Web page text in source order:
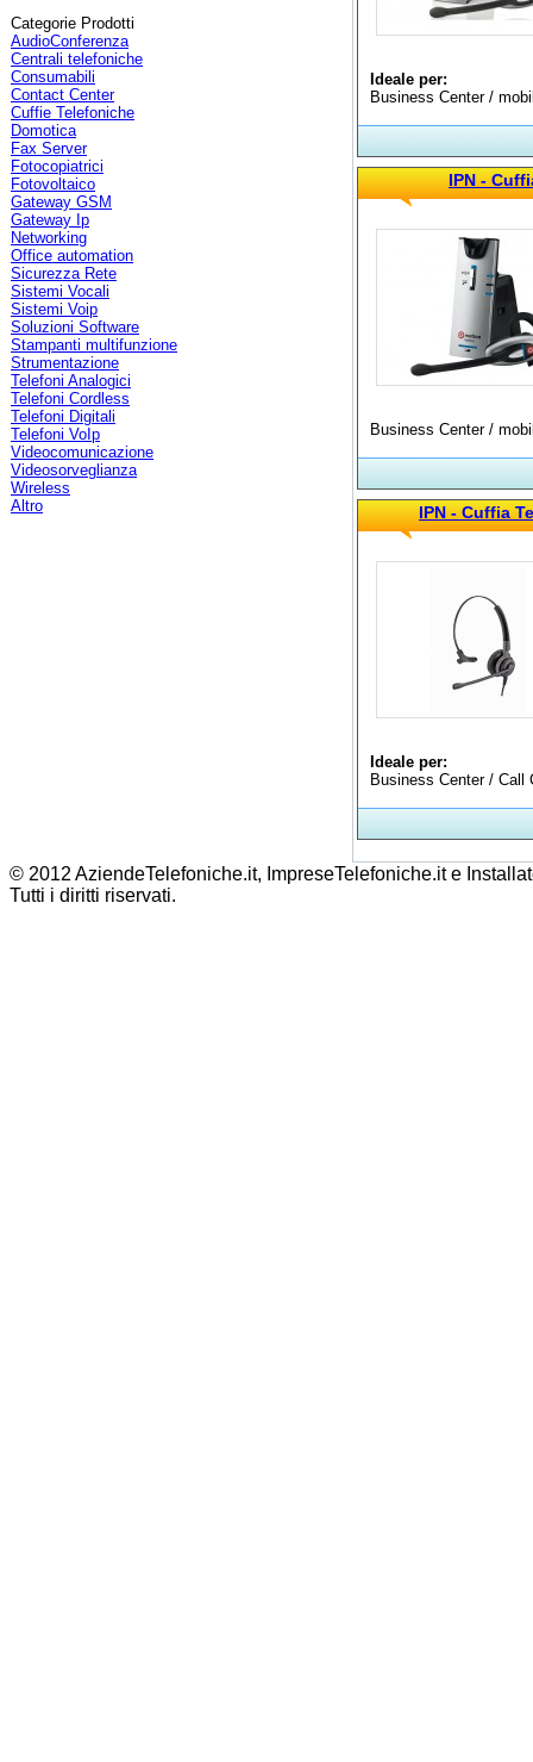
Categorie Prodotti
AudioConferenza
Centrali telefoniche
Consumabili
Contact Center
Cuffie Telefoniche
Domotica
Fax Server
Fotocopiatrici
Fotovoltaico
Gateway GSM
Gateway Ip
Networking
Office automation
Sicurezza Rete
Sistemi Vocali
Sistemi Voip
Soluzioni Software
Stampanti multifunzione
Strumentazione
Telefoni Analogici
Telefoni Cordless
Telefoni Digitali
Telefoni VoIp
Videocomunicazione
Videosorveglianza
Wireless
Altro
Ideale per:
Business Center /
IPN -
Business Center /
IPN - Cuffia
Ideale per:
Business Center / Call
© 2012 AziendeTelefoniche.it, ImpreseTelefoniche.it e
Tutti i diritti riservati.